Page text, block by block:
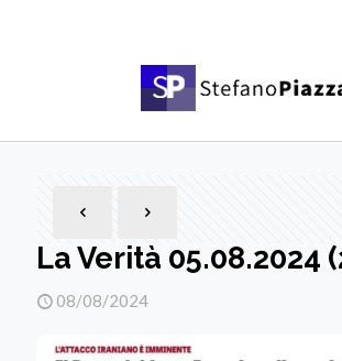
La Verità 05.08.2024
08/08/2024